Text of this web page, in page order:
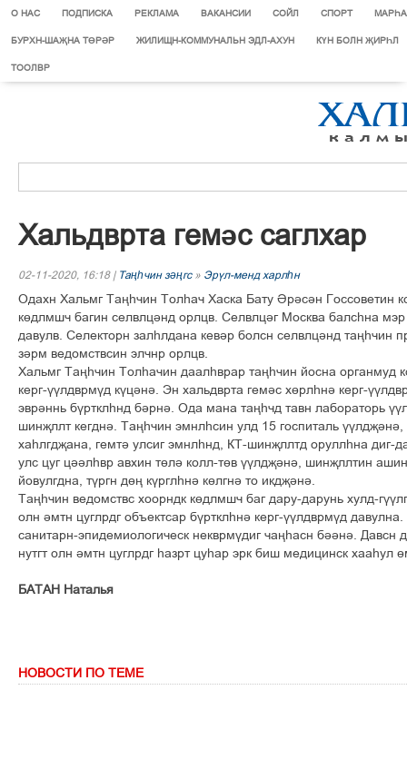
О НАС ПОДПИСКА РЕКЛАМА ВАКАНСИИ СОЙЛ СПОРТ
БУРХН-ШАҖНА ТӨРӘР ЖИЛИЩН-КОММУНАЛЬН ЭДЛ-АХУН КҮН БОЛН ҖИРҺЛ
ТООЛВР
Хальдврта гемәс саглхар
02-11-2020, 16:18 | Таңһчин зәңгс» Эрўл-менд харлһн
Одахн Хальмг Таңһчин Толһач Хаска Бату Әрәсән Госсоветин
көдлмшч багин селвлцәнд орлцв. Селвлцәг Москва балсһна
давулв. Селекторн залһлдана кевәр болсн селвлцәнд таңһчин
зәрм ведомствсин элчнр орлцв.
Хальмг Таңһчин Толһачин даалһврар таңһчин йосна органмуд
керг-үүлдврмүд күцәнә. Эн хальдврта гемәс хөрлһнә керг-
эврәннь бүртклһнд бәрнә. Ода мана таңһчд тавн лабораторь
шинҗллт кегднә. Таңһчин эмнлһсин улд 15 госпиталь
хаһлгдҗана, гемтә улсиг эмнлһнд, КТ-шинҗллтд оруллһна диг-
улс цуг цәәлһвр авхин төлә колл-төв үүлдҗәнә, шинҗллтин
йовулгдна, түргн дөң күрглһнә көлгнә то икдҗәнә.
Таңһчин ведомствс хоорндк көдлмшч баг дару-дарунь хулд-
олн әмтн цуглрдг объектсар бүртклһнә керг-үүлдврмүд
санитарн-эпидемиологическ некврмүдиг чаңһасн бәәнә. Давсн
нутгт олн әмтн цуглрдг һазрт цуһар эрк биш медицинск хааһул
БАТАН Наталья
НОВОСТИ ПО ТЕМЕ